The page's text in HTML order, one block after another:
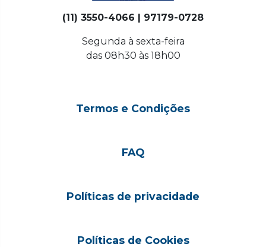
(11) 3550-4066 | 97179-0728
Segunda à sexta-feira
das 08h30 às 18h00
Termos e Condições
FAQ
Políticas de privacidade
Políticas de Cookies